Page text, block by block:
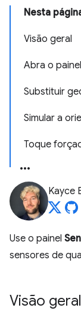
Nesta
Visão geral
Abra o
Substituir
Simular a
Toque
Kayce
Use o painel
sensores de
Visão geral